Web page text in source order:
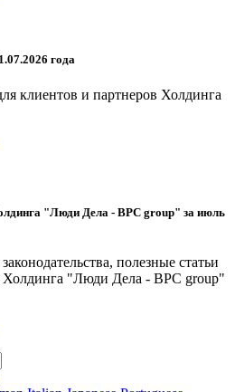
года
клиентов и партнеров Холдинга
"Люди Дела - BPC group" за июль
полезные статьи
Холдинга "Люди Дела - BPC group"